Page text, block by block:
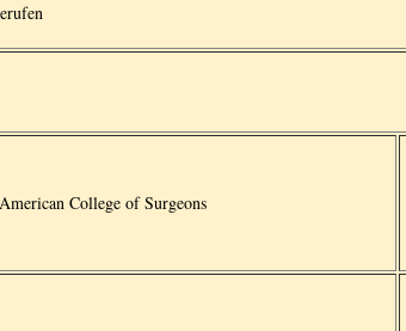
College of Surgeons